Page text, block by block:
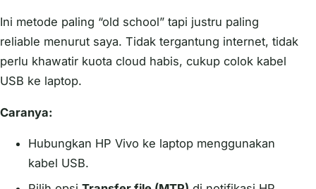
Ini metode paling “old school” tapi justru paling
reliable menurut saya. Tidak tergantung internet, tidak
perlu khawatir kuota cloud habis, cukup colok kabel
USB ke laptop.
Caranya:
Hubungkan HP Vivo ke laptop menggunakan
kabel USB.